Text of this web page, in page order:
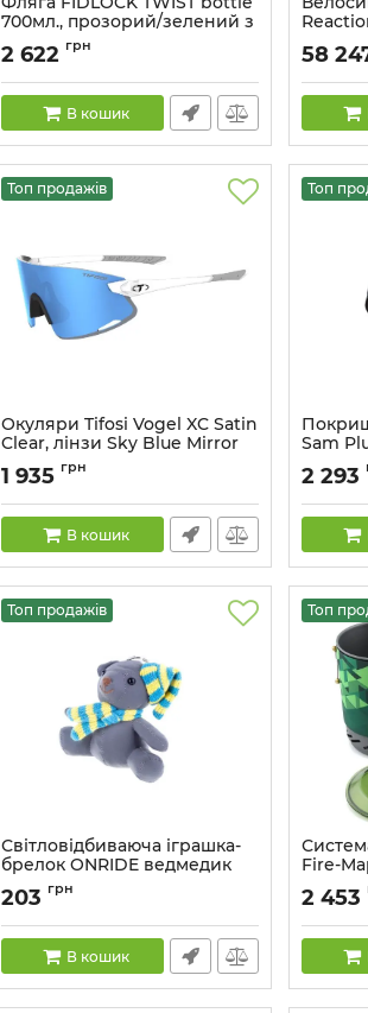
700мл., прозорий/зелений з
конектором та базою
Артикул:
2 622 грн
В кошик
Артикул:
58
Топ продажів
Окуляри Tifosi Vogel XC Satin
Clear, лінзи Sky Blue Mirror
Артикул:
1 935 грн
В кошик
Топ
Sam
Артикул:
2 293
Топ продажів
Світловідбиваюча іграшка-
брелок ONRIDE ведмедик
Артикул: 2526116102549
203 грн
В кошик
Топ
Fire-
Артикул:
2 453